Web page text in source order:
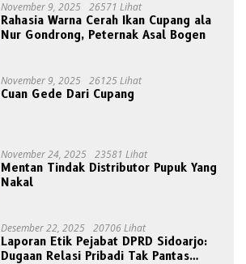
November 9, 2025 26571 Lihat
Rahasia Warna Cerah Ikan Cupang ala
Nur Gondrong, Peternak Asal Bogen
November 9, 2025 26125 Lihat
Cuan Gede Dari Cupang
November 24, 2025 23581 Lihat
Mentan Tindak Distributor Pupuk Yang
Nakal
Desember 22, 2025 20706 Lihat
Laporan Etik Pejabat DPRD Sidoarjo:
Dugaan Relasi Pribadi Tak Pantas